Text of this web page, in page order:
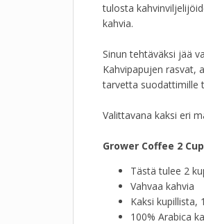
tulosta
kahvia.
Sinun tehtäväksi jää
Kahvipapujen rasvat,
tarvetta suodattimille
Valittavana kaksi eri
Grower Coffee 2
Tästä tulee 2
Vahvaa kahvia
Kaksi kupillista,
100% Arabica